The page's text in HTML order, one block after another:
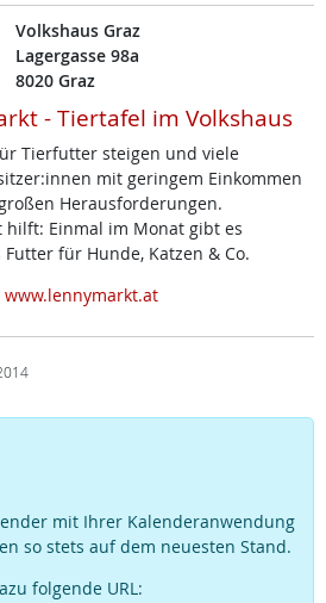
Volkshaus Graz
Lagergasse 98a
8020 Graz
- Tiertafel im Volkshaus
Tierfutter steigen und viele
mit geringem Einkommen
Herausforderungen.
hilft: Einmal im Monat gibt es
Futter für Hunde, Katzen & Co.
www.lennymarkt.at
mit Ihrer Kalenderanwendung
so stets auf dem neuesten Stand.
folgende URL: